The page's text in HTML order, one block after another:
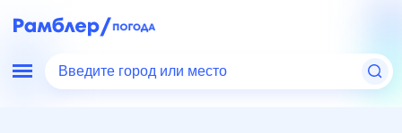
Введите город или место